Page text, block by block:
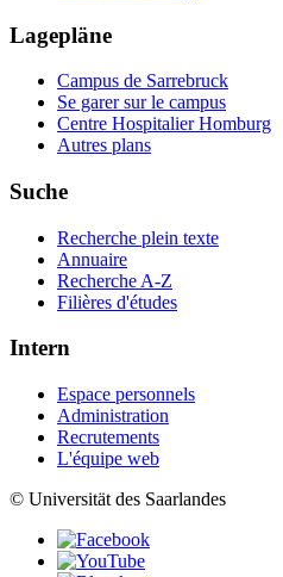
Lagepläne
Campus de Sarrebruck
Se garer sur le campus
Centre Hospitalier Homburg
Autres plans
Suche
Recherche plein texte
Annuaire
Recherche A-Z
Filières d'études
Intern
Espace personnels
Administration
Recrutements
L'équipe web
© Universität des Saarlandes